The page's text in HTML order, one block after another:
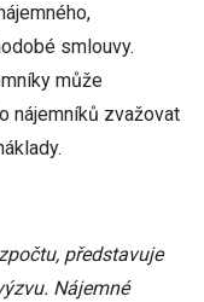
smlouvy.
může
nájemníků zvažovat
představuje
Nájemné